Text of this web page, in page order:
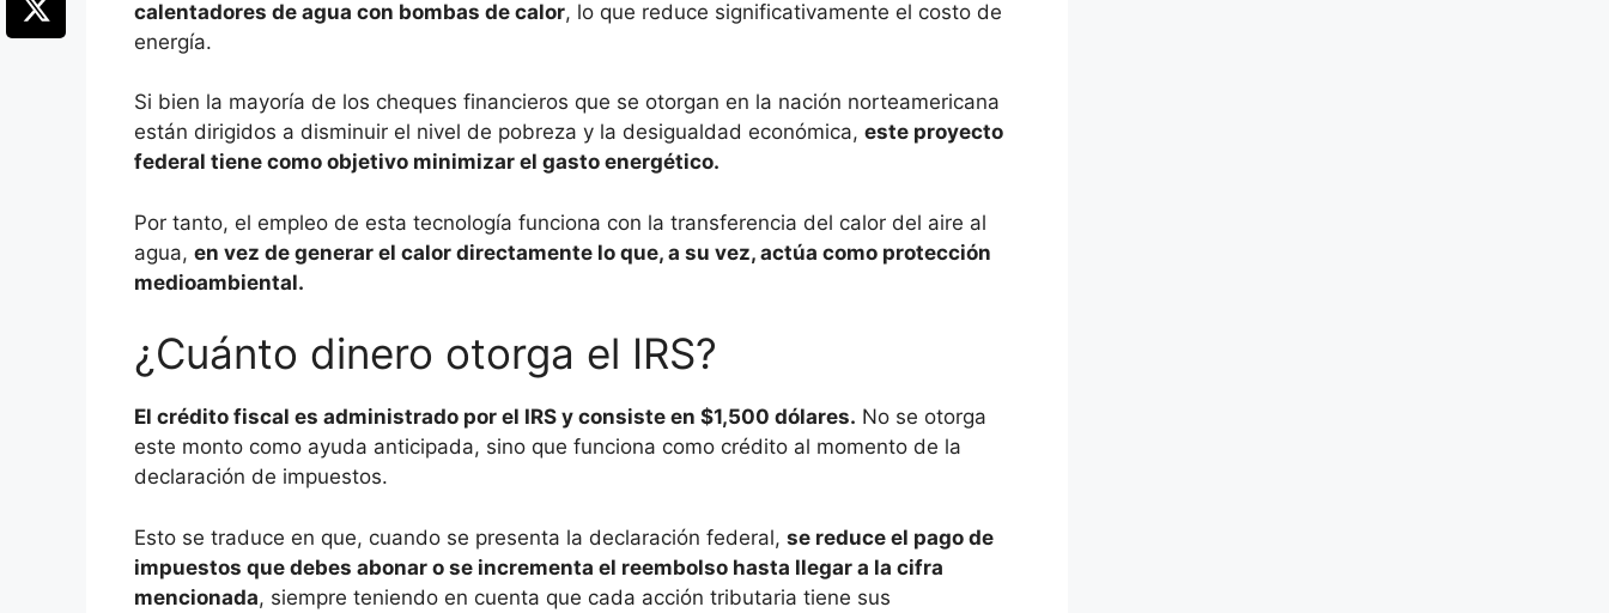
calentadores de agua con bombas de calor, lo que reduce significativamente el costo de
energía.
Si bien la mayoría de los cheques financieros que se otorgan en la nación norteamericana
están dirigidos a disminuir el nivel de pobreza y la desigualdad económica, este proyecto
federal tiene como objetivo minimizar el gasto energético.
Por tanto, el empleo de esta tecnología funciona con la transferencia del calor del aire al
agua, en vez de generar el calor directamente lo que, a su vez, actúa como protección
medioambiental.
¿Cuánto dinero otorga el IRS?
El crédito fiscal es administrado por el IRS y consiste en $1,500 dólares. No se otorga
este monto como ayuda anticipada, sino que funciona como crédito al momento de la
declaración de impuestos.
Esto se traduce en que, cuando se presenta la declaración federal, se reduce el pago de
impuestos que debes abonar o se incrementa el reembolso hasta llegar a la cifra
mencionada, siempre teniendo en cuenta que cada acción tributaria tiene sus